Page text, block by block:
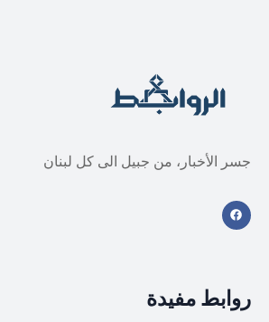
جسر الأخبار، من جبيل الى كل لبنان
روابط مفيدة